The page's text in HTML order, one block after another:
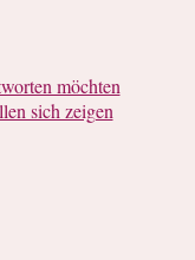
möchten
sich zeigen